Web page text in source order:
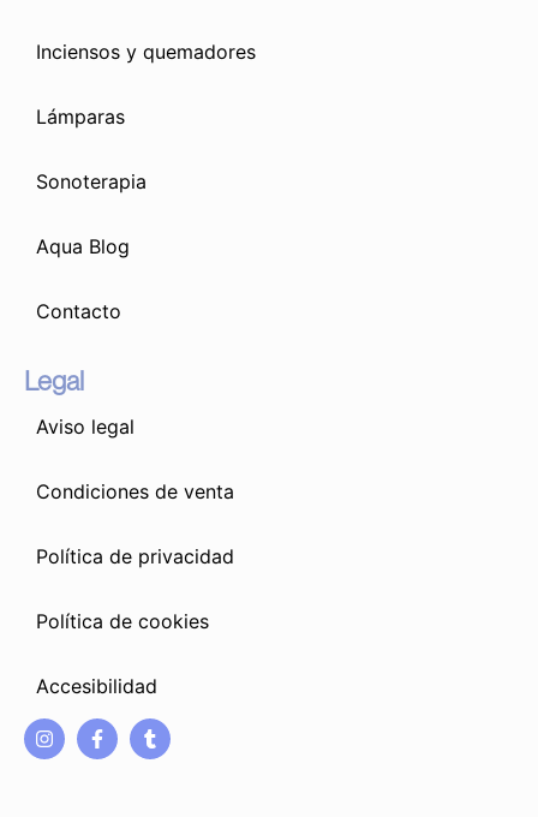
Inciensos y quemadores
Lámparas
Sonoterapia
Aqua Blog
Contacto
Legal
Aviso legal
Condiciones de venta
Política de privacidad
Política de cookies
Accesibilidad
I
n
F
a
T
u